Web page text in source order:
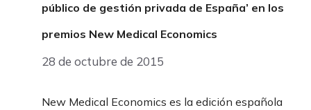
público de gestión privada de España’ en los
premios New Medical Economics
28 de octubre de 2015
New Medical Economics es la edición española